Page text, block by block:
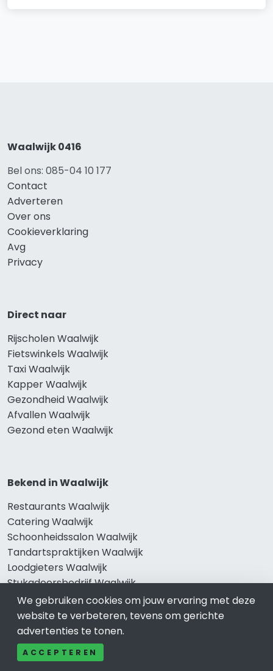
Waalwijk 0416
Bel ons: 085-04 10 177
Contact
Adverteren
Over ons
Cookieverklaring
Avg
Privacy
Direct naar
Rijscholen Waalwijk
Fietswinkels Waalwijk
Taxi Waalwijk
Kapper Waalwijk
Gezondheid Waalwijk
Afvallen Waalwijk
Gezond eten Waalwijk
Bekend in Waalwijk
Restaurants Waalwijk
Catering Waalwijk
Schoonheidssalon Waalwijk
Tandartspraktijken Waalwijk
Loodgieters Waalwijk
Stukadoorsbedrijf Waalwijk
Verhuisbedrijf Waalwijk
Wij zijn er voor
We gebruiken cookies om jouw ervaring met deze
website te verbeteren, tevens om gerichte
advertenties te tonen.
ACCEPTEREN